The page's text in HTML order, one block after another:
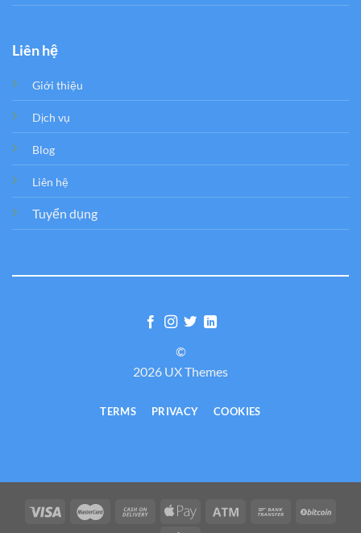
Liên hệ
Giới thiệu
Dịch vụ
Blog
Liên hệ
Tuyển dụng
©
2026 UX Themes
TERMS PRIVACY COOKIES